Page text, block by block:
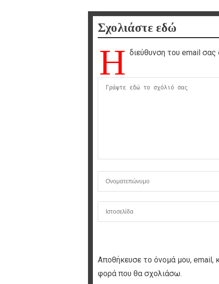
Σχολιάστε εδώ
Η διεύθυνση του email σας
Αποθήκευσε το όνομά μου, email,
φορά που θα σχολιάσω.